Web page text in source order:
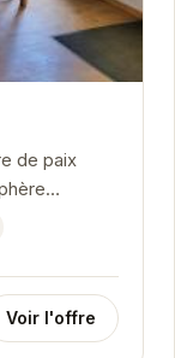
de paix
elle
Voir l'offre